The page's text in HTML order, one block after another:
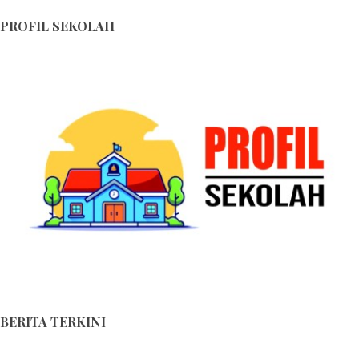
PROFIL SEKOLAH
BERITA TERKINI